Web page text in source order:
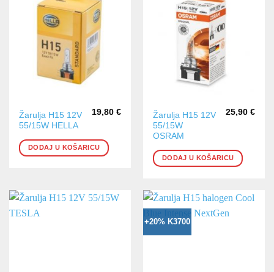
Žarulja H15 12V
55/15W HELLA
19,80 €
DODAJ U KOŠARICU
Žarulja H15 12V
55/15W
OSRAM
25,90 €
DODAJ U KOŠARICU
+20% K3700